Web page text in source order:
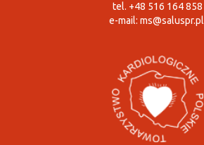
tel. +48 516 164 858
e-mail: ms@saluspr.pl